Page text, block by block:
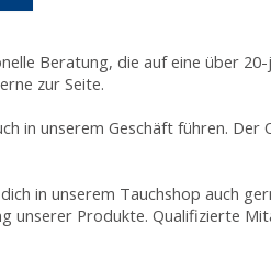
Beratung, die auf eine über
zur Seite.
in unserem Geschäft führen. Der
in unserem Tauchshop auch
unserer Produkte. Qualifizierte